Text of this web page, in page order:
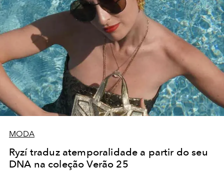
MODA
Ryzí traduz atemporalidade a partir do seu
DNA na coleção Verão 25